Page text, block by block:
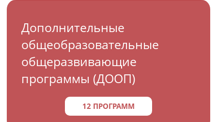
Дополнительные
общеобразовательные
общеразвивающие
программы (ДООП)
12 ПРОГРАММ